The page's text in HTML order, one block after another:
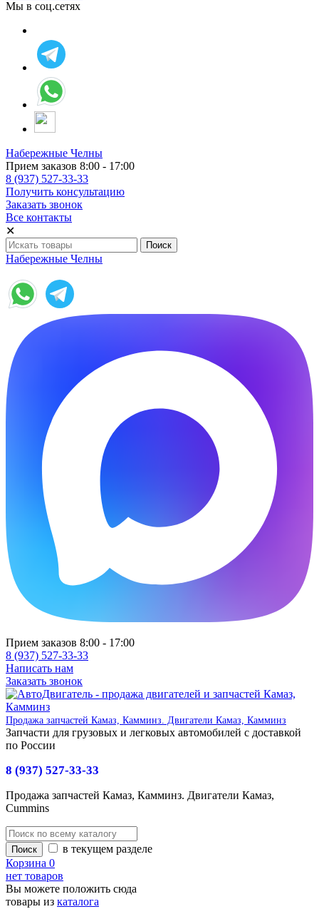
Мы в соц.сетях
Набережные Челны
Прием заказов 8:00 - 17:00
8 (937) 527-33-33
Получить консультацию
Заказать звонок
Все контакты
✕
Набережные Челны
Прием заказов 8:00 - 17:00
8 (937) 527-33-33
Написать нам
Заказать звонок
Продажа запчастей Камаз, Камминз. Двигатели Камаз, Камминз
Запчасти для грузовых и легковых автомобилей с доставкой
по России
8 (937) 527-33-33
Продажа запчастей Камаз, Камминз. Двигатели Камаз,
Cummins
в текущем разделе
Корзина 0
нет товаров
Вы можете положить сюда
товары из каталога